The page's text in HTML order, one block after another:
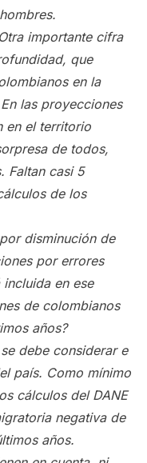
importante cifra
que
en la
las proyecciones
en el territorio
de todos,
Faltan casi 5
de los
disminución de
por errores
en ese
de colombianos
años?
debe considerar e
país. Como mínimo
cálculos del DANE
negativa de
años.